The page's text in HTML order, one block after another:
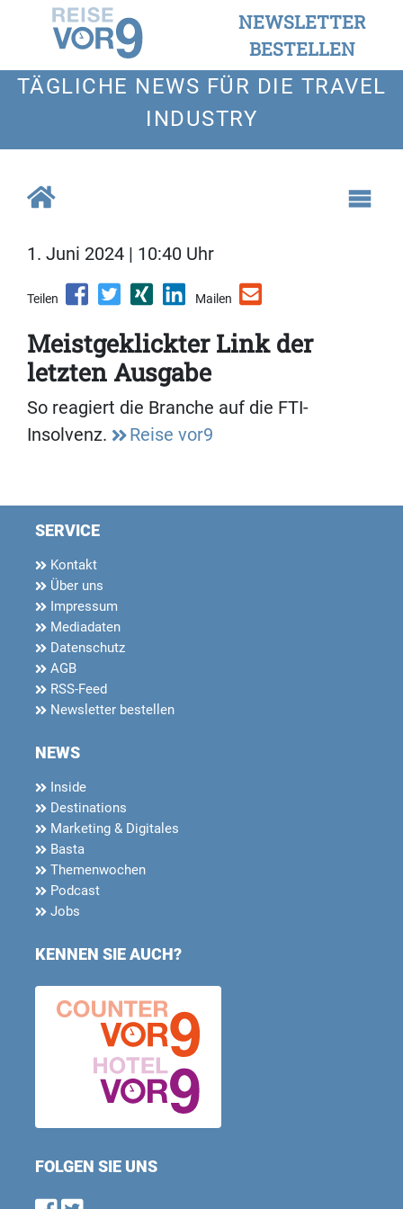
NEWSLETTER
BESTELLEN
TÄGLICHE NEWS FÜR DIE TRAVEL
INDUSTRY
1. Juni 2024 | 10:40 Uhr
Teilen Mailen
Meistgeklickter Link der
letzten Ausgabe
So reagiert die Branche auf die FTI-
Insolvenz.
Reise vor9
SERVICE
Kontakt
Über uns
Impressum
Mediadaten
Datenschutz
AGB
RSS-Feed
Newsletter bestellen
NEWS
Inside
Destinations
Marketing & Digitales
Basta
Themenwochen
Podcast
Jobs
KENNEN SIE AUCH?
FOLGEN SIE UNS